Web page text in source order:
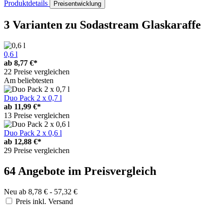
Produktdetails Preisentwicklung
3 Varianten zu Sodastream Glaskaraffe
0,6 l
ab 8,77 €*
22 Preise vergleichen
Am beliebtesten
Duo Pack 2 x 0,7 l
ab 11,99 €*
13 Preise vergleichen
Duo Pack 2 x 0,6 l
ab 12,88 €*
29 Preise vergleichen
64 Angebote im Preisvergleich
Neu ab 8,78 € - 57,32 €
Preis inkl. Versand